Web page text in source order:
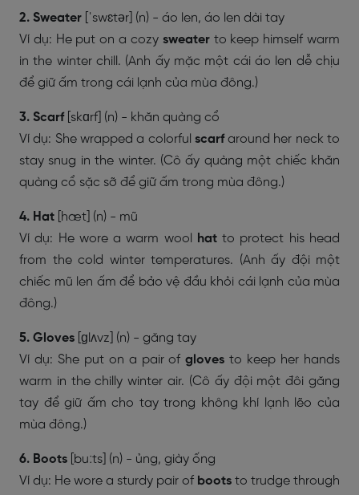
2. Sweater [ˈswɛtər] (n) - áo len, áo len dài tay
Ví dụ: He put on a cozy sweaterto keep himself warm
in the winter chill. (Anh ấy mặc một cái áo len dễ chịu
để giữ ấm trong cái lạnh của mùa đông.)
3. Scarf[skɑrf] (n) - khăn quàng cổ
Ví dụ: She wrapped a colorful scarfaround her neck to
stay snug in the winter. (Cô ấy quàng một chiếc khăn
quàng cổ sặc sỡ để giữ ấm trong mùa đông.)
4. Hat [hæt] (n) - mũ
Ví dụ: He wore a warm wool
hatto protect his head
from the cold winter temperatures. (Anh ấy đội một
chiếc mũ len ấm để bảo vệ đầu khỏi cái lạnh của mùa
đông.)
5. Gloves [ɡlʌvz] (n) - găng tay
Ví dụ: She put on a pair ofgloves to keep her hands
warm in the chilly winter air. (Cô ấy đội một đôi găng
tay để giữ ấm cho tay trong không khí lạnh lẽo của
mùa đông.)
6. Boots [buːts] (n) - ủng, giày ống
Ví dụ: He wore a sturdy pair of boots to trudge through